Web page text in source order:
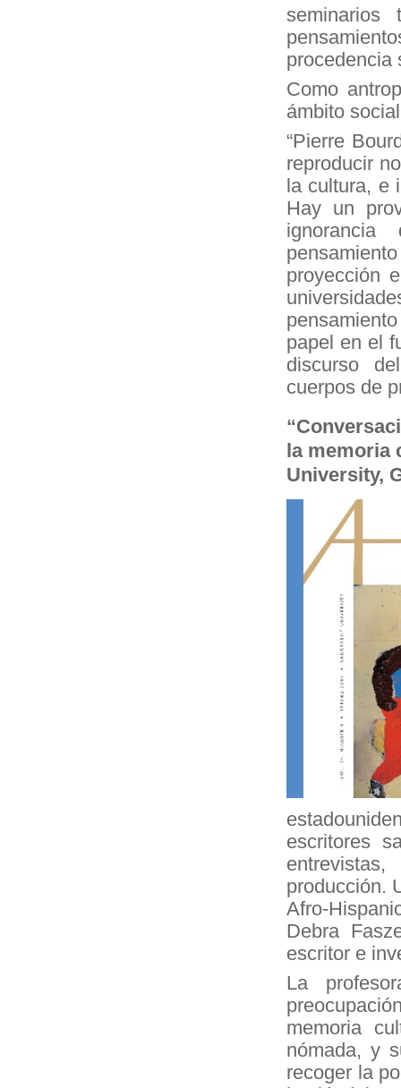
seminarios
procedencia
Como
ámbito
“Pierre
reproducir
la cultura, e
Hay un
ignorancia
proyección
papel en el
discurso
cuerpos de
la memoria
University,
escritores
producción.
Afro-
Debra
escritor e
La
memoria
nómada, y
recoger la